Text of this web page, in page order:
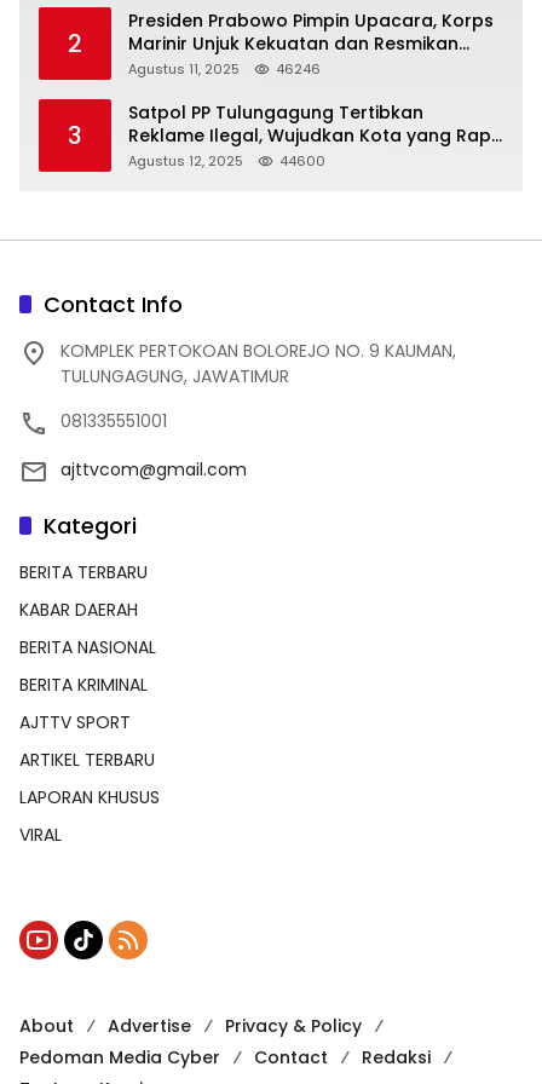
2
Presiden Prabowo Pimpin Upacara, Korps
Marinir Unjuk Kekuatan dan Resmikan
Struktur Baru
Agustus 11, 2025 46246
3
Satpol PP Tulungagung Tertibkan
Reklame Ilegal, Wujudkan Kota yang Rapi
dan Indah
Agustus 12, 2025 44600
Contact Info
KOMPLEK PERTOKOAN BOLOREJO NO. 9 KAUMAN,
TULUNGAGUNG, JAWATIMUR
081335551001
ajttvcom@gmail.com
Kategori
BERITA TERBARU
KABAR DAERAH
BERITA NASIONAL
BERITA KRIMINAL
AJTTV SPORT
ARTIKEL TERBARU
LAPORAN KHUSUS
VIRAL
About Advertise
Privacy & Policy
Pedoman Media Cyber
Contact
Redaksi